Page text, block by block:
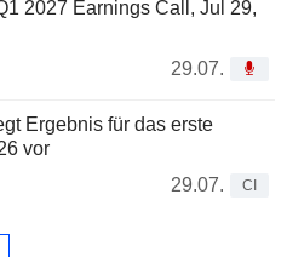
2027 Earnings Call, Jul 29,
29.07.
Ergebnis für das erste
vor
29.07.
CI